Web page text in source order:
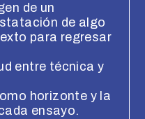
de un
de algo
para regresar
entre técnica y
horizonte y la
ensayo.